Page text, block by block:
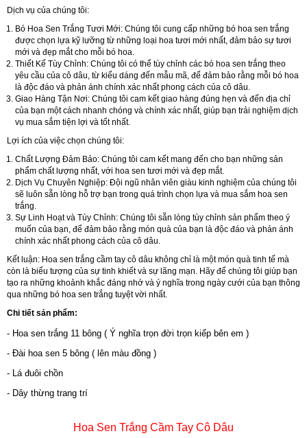
Dịch vụ của chúng tôi:
Bó Hoa Sen Trắng Tươi Mới: Chúng tôi cung cấp những bó hoa sen trắng
được chọn lựa kỹ lưỡng từ những loại hoa tươi mới nhất, đảm bảo sự tươi
mới và đẹp mắt cho mỗi bó hoa.
Thiết Kế Tùy Chỉnh: Chúng tôi có thể tùy chỉnh các bó hoa sen trắng theo
yêu cầu của cô dâu, từ kiểu dáng đến mẫu mã, để đảm bảo rằng mỗi bó hoa
là độc đáo và phản ánh chính xác nhất phong cách của cô dâu.
Giao Hàng Tận Nơi: Chúng tôi cam kết giao hàng đúng hẹn và đến địa chỉ
của bạn một cách nhanh chóng và chính xác nhất, giúp bạn trải nghiệm dịch
vụ mua sắm tiện lợi và tốt nhất.
Lợi ích của việc chọn chúng tôi:
Chất Lượng Đảm Bảo: Chúng tôi cam kết mang đến cho bạn những sản
phẩm chất lượng nhất, với hoa sen tươi mới và đẹp mắt.
Dịch Vụ Chuyên Nghiệp: Đội ngũ nhân viên giàu kinh nghiệm của chúng tôi
sẽ luôn sẵn lòng hỗ trợ bạn trong quá trình chọn lựa và mua sắm hoa sen
trắng.
Sự Linh Hoạt và Tùy Chỉnh: Chúng tôi sẵn lòng tùy chỉnh sản phẩm theo ý
muốn của bạn, để đảm bảo rằng món quà của bạn là độc đáo và phản ánh
chính xác nhất phong cách của cô dâu.
Kết luận: Hoa sen trắng cầm tay cô dâu không chỉ là một món quà tinh tế mà
còn là biểu tượng của sự tinh khiết và sự lãng mạn. Hãy để chúng tôi giúp bạn
tạo ra những khoảnh khắc đáng nhớ và ý nghĩa trong ngày cưới của bạn thông
qua những bó hoa sen trắng tuyệt vời nhất.
Chi tiết sản phẩm:
- Hoa sen trắng 11 bông ( Ý nghĩa trọn đời trọn kiếp bên em )
- Đài hoa sen 5 bông ( lên màu đồng )
- Lá đuôi chồn
- Dây thừng trang trí
Hoa Sen Trắng Cầm Tay Cô Dâu